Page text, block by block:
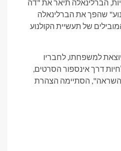
הברלינאלה תיאר את "דה
שהפך את הברלינאלה
של תעשיית הקולנוע
למשפחתו, לחבריו
דרך אינספור הסרטים,
השראה", הסתיימה הצהרת